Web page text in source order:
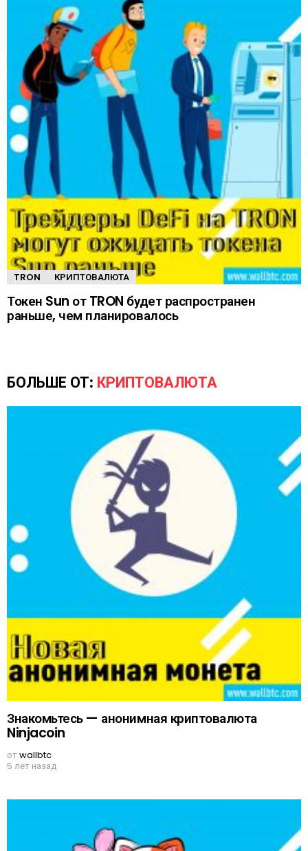
TRON КРИПТОВАЛЮТА
Токен Sun от TRON будет распространен
раньше, чем планировалось
БОЛЬШЕ ОТ: КРИПТОВАЛЮТА
Знакомьтесь — анонимная криптовалюта
Ninjacoin
отwallbtc
5 лет назад